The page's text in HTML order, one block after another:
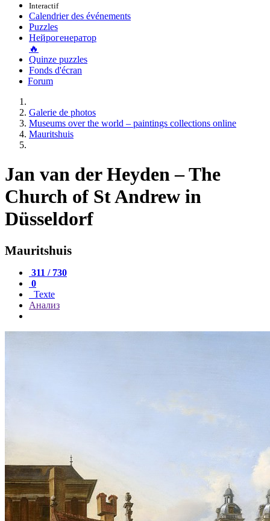
Interactif
Calendrier des événements
Puzzles
Нейрогенератор
🔥
Quinze puzzles
Fonds d'écran
Forum
Galerie de photos
Museums over the world – paintings collections online
Mauritshuis
Jan van der Heyden – The
Church of St Andrew in
Düsseldorf
Mauritshuis
311 / 730
0
Texte
Анализ